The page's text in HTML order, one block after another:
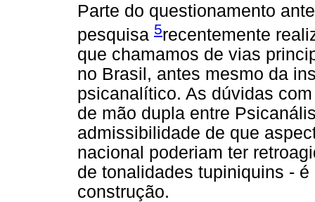
Parte do questionamento
pesquisa 5recentemente
que chamamos de vias
no Brasil, antes mesmo da
psicanalítico. As dúvidas
de mão dupla entre
admissibilidade de que
nacional poderiam ter
de tonalidades tupiniquins -
construção.